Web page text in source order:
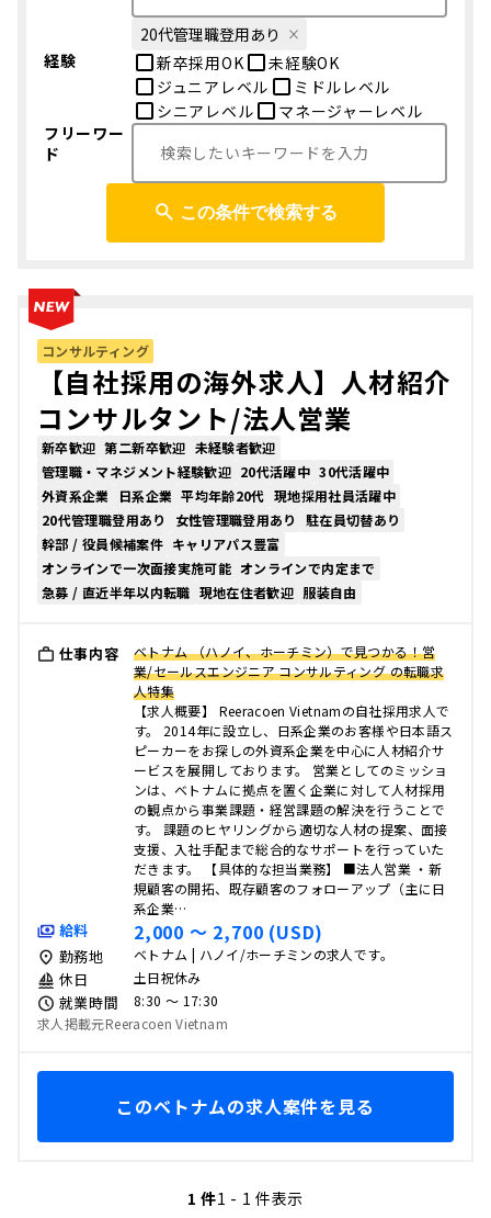
20代管理職登用あり
経験
新卒採用OK
未経験OK
ジュニアレベル
ミドルレベル
シニアレベル
マネージャーレベル
フリーワー
ド
この条件で検索する
コンサルティング
【自社採用の海外求人】人材紹介
コンサルタント/法人営業
新卒歓迎 第二新卒歓迎 未経験者歓迎
管理職・マネジメント経験歓迎 20代活躍中 30代活躍中
外資系企業
日系企業 平均年齢20代 現地採用社員活躍中
20代管理職登用あり
女性管理職登用あり
駐在員切替あり
幹部 / 役員候補案件 キャリアパス豊富
オンラインで一次面接実施可能 オンラインで内定まで
急募 / 直近半年以内転職 現地在住者歓迎 服装自由
仕事内容
ベトナム （ハノイ、ホーチミン）で見つかる！営
業/セールスエンジニア コンサルティング の転職求
人特集
【求人概要】 Reeracoen Vietnamの自社採用求人で
す。 2014年に設立し、日系企業のお客様や日本語ス
ピーカーをお探しの外資系企業を中心に人材紹介サ
ービスを展開しております。 営業としてのミッショ
ンは、ベトナムに拠点を置く企業に対して人材採用
の観点から事業課題・経営課題の解決を行うことで
す。 課題のヒヤリングから適切な人材の提案、面接
支援、入社手配まで総合的なサポートを行っていた
だきます。 【具体的な担当業務】 ■法人営業 ・新
規顧客の開拓、既存顧客のフォローアップ（主に日
系企業…
給料 2,000 〜 2,700 (USD)
勤務地 ベトナム | ハノイ/ホーチミンの求人です。
休日 土日祝休み
就業時間
8:30 〜 17:30
求人掲載元Reeracoen Vietnam
このベトナムの求人案件を見る
1 件1 - 1 件表示